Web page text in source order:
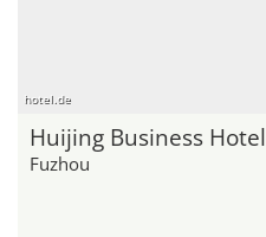
hotel.de
Huijing Business Hotel
Fuzhou